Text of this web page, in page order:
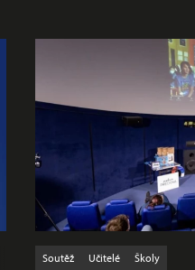
Soutěž Učitelé Školy